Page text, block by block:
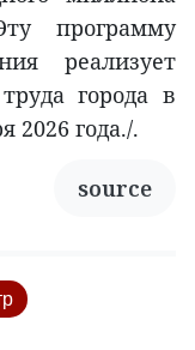
программу
реализует
города в
2026 года./.
source